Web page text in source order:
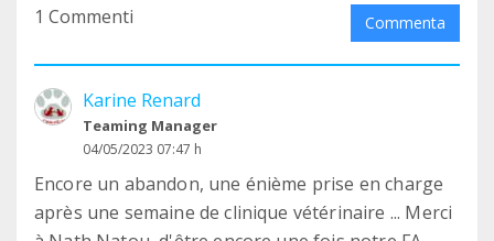
1 Commenti Commenta
Karine Renard
Teaming Manager
04/05/2023 07:47 h
Encore un abandon, une énième prise en charge
après une semaine de clinique vétérinaire ... Merci